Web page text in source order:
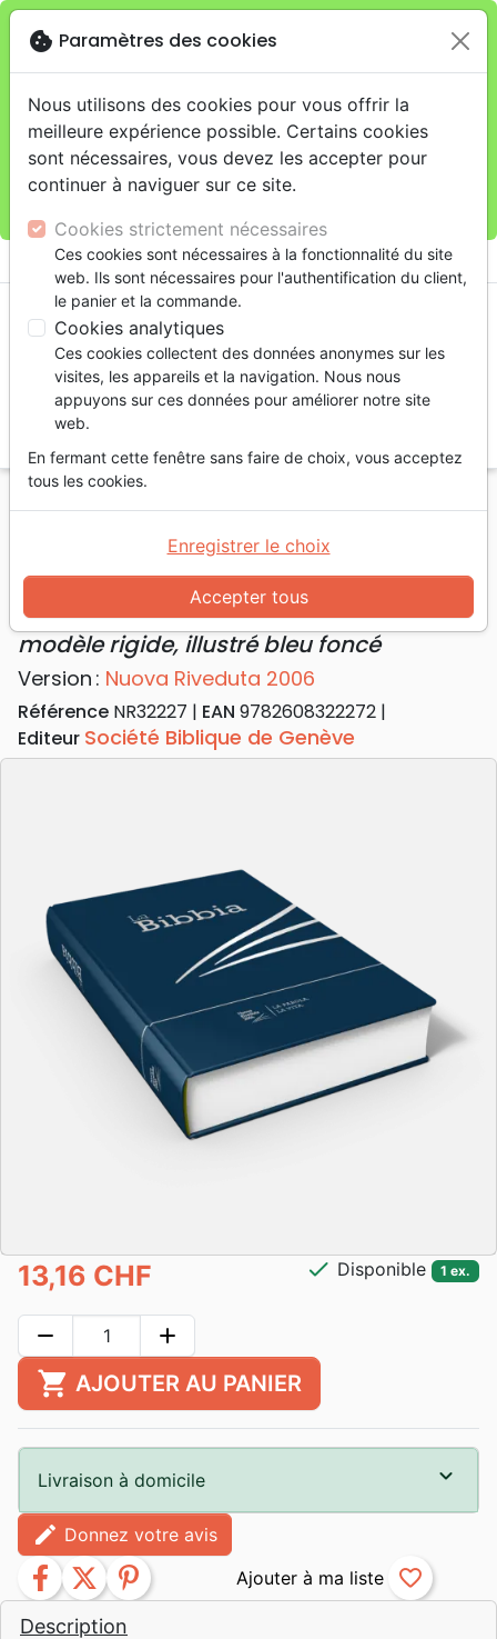
Je veux retirer ma commande au 11 rue de Rive,
Genèveclose
warningCette boutique en ligne est limitée au retrait en
magasin.
Pour les livraisons à domicile, veuillez passer vos
commandes sur la boutique La Maison de la Bible
shopping_cart
Accueil Bibles
Bibles standard
Italien, NR2006 Bible compacte - modèle rigide,
Italien, NR2006 Bible compacte
modèle rigide, illustré bleu foncé
Version : Nuova Riveduta 2006
Référence NR32227 EAN 9782608322272
Editeur Société Biblique de Genève
Description
13,16 CHF check Disponible 1 ex.
remove add
shopping_cart AJOUTER AU PANIER
Livraison à domicile
edit Donnez votre avis
facebook twitter pinterest favorite_border
cookie Paramètres des cookies
Nous utilisons des cookies pour vous offrir la
meilleure expérience possible. Certains cookies
sont nécessaires, vous devez les accepter pour
continuer à naviguer sur ce site.
Cookies strictement nécessaires
Ces cookies sont nécessaires à la fonctionnalité du site
web. Ils sont nécessaires pour l'authentification du client,
le panier et la commande.
Cookies analytiques
Ces cookies collectent des données anonymes sur les
visites, les appareils et la navigation. Nous nous
appuyons sur ces données pour améliorer notre site
web.
En fermant cette fenêtre sans faire de choix, vous acceptez
tous les cookies.
Accepter tous
Enregistrer le choix